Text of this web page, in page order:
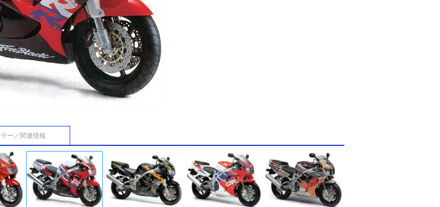
ラー／関連情報